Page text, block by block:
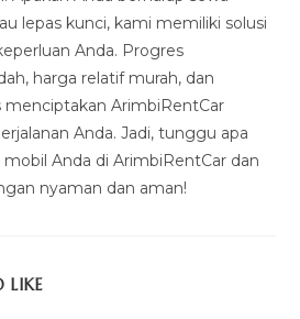
lepas kunci, kami memiliki solusi
Anda. Progres
harga relatif murah, dan
menciptakan ArimbiRentCar
Anda. Jadi, tunggu apa
Anda di ArimbiRentCar dan
nyaman dan aman!
LIKE